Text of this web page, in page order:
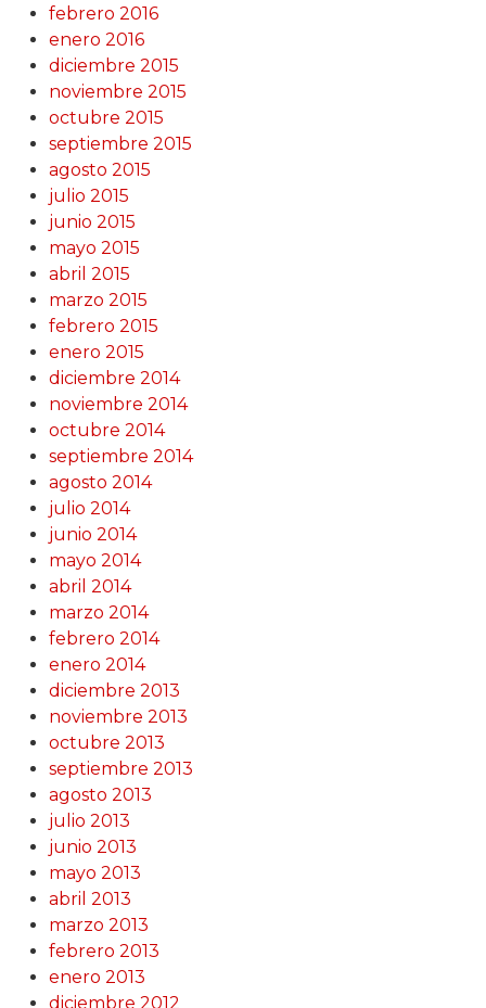
febrero 2016
enero 2016
diciembre 2015
noviembre 2015
octubre 2015
septiembre 2015
agosto 2015
julio 2015
junio 2015
mayo 2015
abril 2015
marzo 2015
febrero 2015
enero 2015
diciembre 2014
noviembre 2014
octubre 2014
septiembre 2014
agosto 2014
julio 2014
junio 2014
mayo 2014
abril 2014
marzo 2014
febrero 2014
enero 2014
diciembre 2013
noviembre 2013
octubre 2013
septiembre 2013
agosto 2013
julio 2013
junio 2013
mayo 2013
abril 2013
marzo 2013
febrero 2013
enero 2013
diciembre 2012